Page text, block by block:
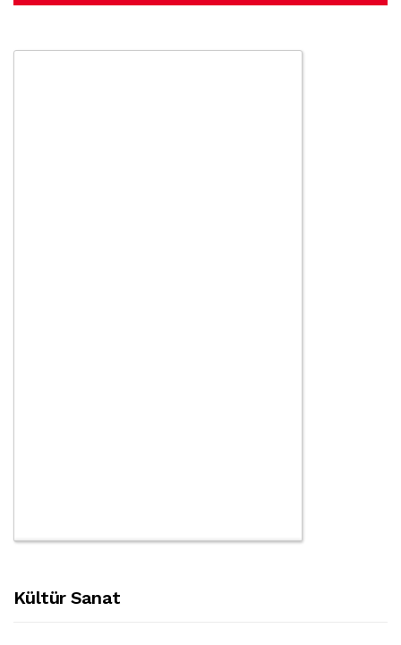
Kültür Sanat